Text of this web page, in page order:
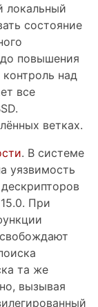
локальный
состояние
повышения
над
все
ветках.
. В системе
уязвимость
При
та же
вызывая